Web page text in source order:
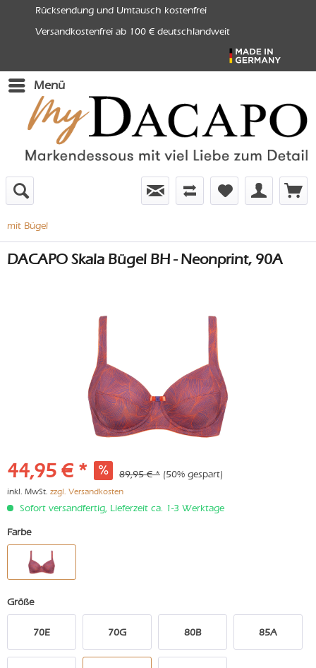
Rücksendung und Umtausch kostenfrei
Versandkostenfrei ab 100 € deutschlandweit
Menü
mit Bügel
DACAPO Skala Bügel BH - Neonprint, 90A
44,95 € * 89,95 € * (50% gespart)
inkl. MwSt. zzgl. Versandkosten
Sofort versandfertig, Lieferzeit ca. 1-3 Werktage
Farbe
Größe
70E 70G 80B 85A